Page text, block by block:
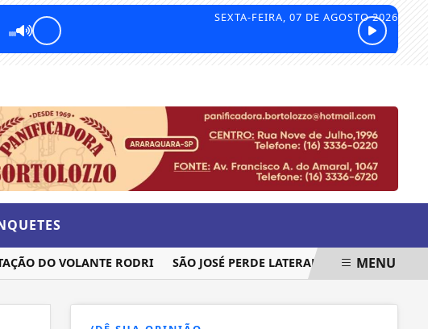
SEXTA-FEIRA, 07 DE AGOSTO 2026
DO VOLANTE RODRI SÃO JOSÉ PERDE LATERAL PARA SEQUÊNCIA
MENU